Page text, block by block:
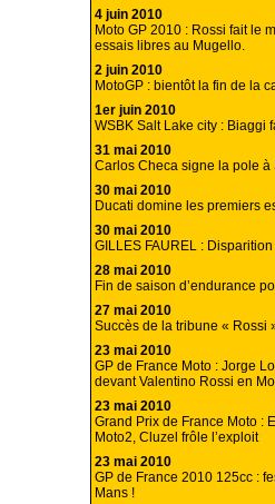
4 juin 2010
Moto GP 2010 : Rossi fait le
essais libres au Mugello.
2 juin 2010
MotoGP : bientôt la fin de la
1er juin 2010
WSBK Salt Lake city : Biaggi
31 mai 2010
Carlos Checa signe la pole à
30 mai 2010
Ducati domine les premiers
30 mai 2010
GILLES FAUREL :
28 mai 2010
Fin de saison d’endurance
27 mai 2010
Succès de la tribune « Rossi
23 mai 2010
GP de France Moto : Jorge
devant Valentino Rossi en
23 mai 2010
Grand Prix de France Moto :
Moto2, Cluzel frôle l’exploit
23 mai 2010
GP de France 2010 125cc :
Mans !